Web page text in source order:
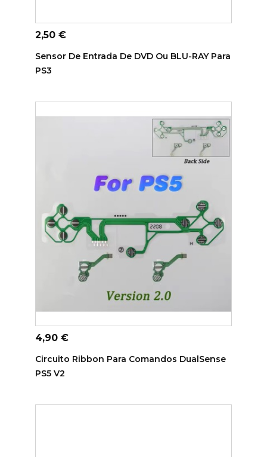
ADICIONAR AO CARRINHO
Preço
2,50 €
Sensor De Entrada De DVD Ou BLU-RAY Para
PS3
ADICIONAR AO CARRINHO
Preço
4,90 €
Circuito Ribbon Para Comandos DualSense
PS5 V2